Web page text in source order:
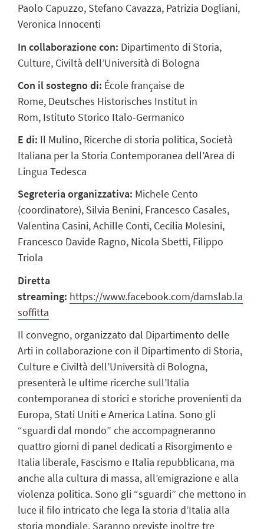
Paolo Capuzzo, Stefano Cavazza, Patrizia Dogliani,
Veronica Innocenti
In collaborazione con: Dipartimento di Storia,
Culture, Civiltà dell’Università di Bologna
Con il sostegno di: École française de
Rome, Deutsches Historisches Institut in
Rom, Istituto Storico Italo-Germanico
E di: Il Mulino, Ricerche di storia politica, Società
Italiana per la Storia Contemporanea dell’Area di
Lingua Tedesca
Segreteria organizzativa: Michele Cento
(coordinatore), Silvia Benini, Francesco Casales,
Valentina Casini, Achille Conti, Cecilia Molesini,
Francesco Davide Ragno, Nicola Sbetti, Filippo
Triola
Diretta
streaming: https://www.facebook.com/damslab.la
soffitta
Il convegno, organizzato dal Dipartimento delle
Arti in collaborazione con il Dipartimento di Storia,
Culture e Civiltà dell’Università di Bologna,
presenterà le ultime ricerche sull’Italia
contemporanea di storici e storiche provenienti da
Europa, Stati Uniti e America Latina. Sono gli
“sguardi dal mondo” che accompagneranno
quattro giorni di panel dedicati a Risorgimento e
Italia liberale, Fascismo e Italia repubblicana, ma
anche alla cultura di massa, all’emigrazione e alla
violenza politica. Sono gli “sguardi” che mettono in
luce il filo intricato che lega la storia d’Italia alla
storia mondiale. Saranno previste inoltre tre